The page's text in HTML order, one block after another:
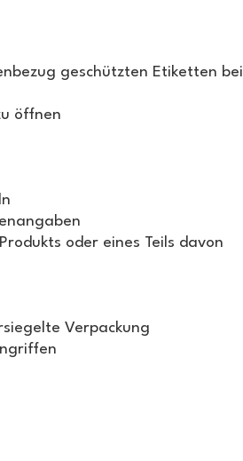
geschützten Etiketten
öffnen
oder eines Teils davon
Verpackung